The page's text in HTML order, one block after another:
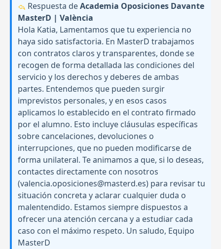
Respuesta deAcademia Oposiciones Davante
MasterD | València
Hola Katia, Lamentamos que tu experiencia no
haya sido satisfactoria. En MasterD trabajamos
con contratos claros y transparentes, donde se
recogen de forma detallada las condiciones del
servicio y los derechos y deberes de ambas
partes. Entendemos que pueden surgir
imprevistos personales, y en esos casos
aplicamos lo establecido en el contrato firmado
por el alumno. Esto incluye cláusulas específicas
sobre cancelaciones, devoluciones o
interrupciones, que no pueden modificarse de
forma unilateral. Te animamos a que, si lo deseas,
contactes directamente con nosotros
(valencia.oposiciones@masterd.es) para revisar tu
situación concreta y aclarar cualquier duda o
malentendido. Estamos siempre dispuestos a
ofrecer una atención cercana y a estudiar cada
caso con el máximo respeto. Un saludo, Equipo
MasterD